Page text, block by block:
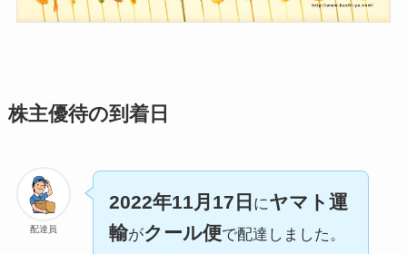
株主優待の到着日
配達員
2022年11月17日 にヤマト運
輸がクール便で配達しました。